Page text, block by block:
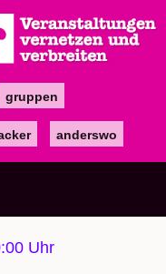
gruppen
anderswo
Uhr